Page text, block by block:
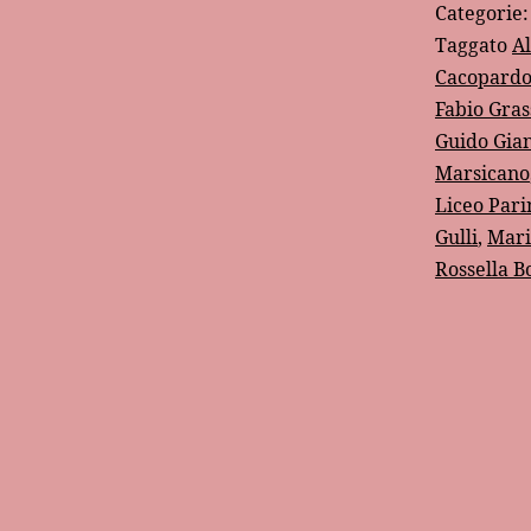
Categorie:
Taggato
Cacopardo
Fabio
Guido
Marsicano
Liceo
Gulli,
Rossella